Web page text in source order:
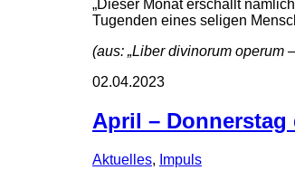
„Dieser Monat erschallt
Tugenden eines seligen
(aus: „Liber divinorum operum
02.04.2023
April – Donnerstag
Aktuelles, Impuls